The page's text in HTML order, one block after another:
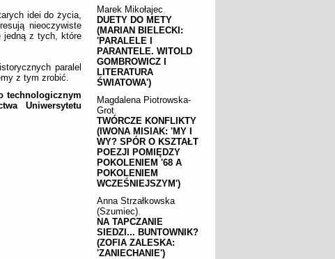
Marek Mikołajec
DUETY DO METY
(MARIAN BIELECKI:
'PARALELE I
PARANTELE. WITOLD
GOMBROWICZ I
LITERATURA
ŚWIATOWA')
Magdalena Piotrowska-
Grot
TWÓRCZE KONFLIKTY
(IWONA MISIAK: 'MY I
WY? SPÓR O KSZTAŁT
POEZJI POMIĘDZY
POKOLENIEM '68 A
POKOLENIEM
WCZEŚNIEJSZYM')
Anna Strzałkowska
(Szumiec)
NA TAPCZANIE
SIEDZI... BUNTOWNIK?
(ZOFIA ZALESKA:
'ZANIECHANIE')
idei do życia,
nieoczywiste
jedną z tych, które
paralel
z tym zrobić.
technologicznym
Uniwersytetu